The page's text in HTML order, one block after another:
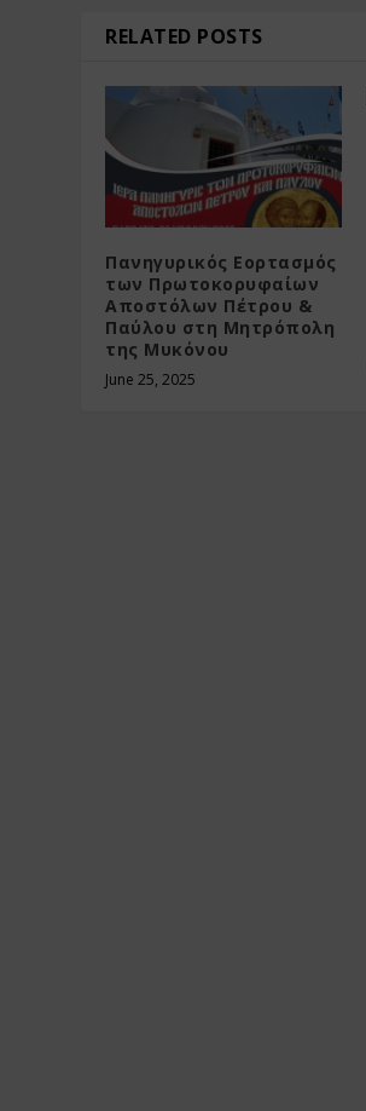
RELATED POSTS
Πανηγυρικός Εορτασμός
των Πρωτοκορυφαίων
Αποστόλων Πέτρου &
Παύλου στη Μητρόπολη
της Μυκόνου
June 25, 2025